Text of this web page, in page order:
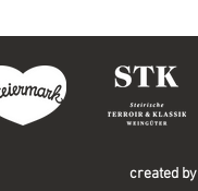
created by